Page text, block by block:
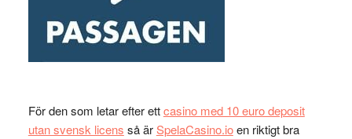
För den som letar efter ettcasino med 10 euro deposit
utan svensk licens så ärSpelaCasino.ioen riktigt bra